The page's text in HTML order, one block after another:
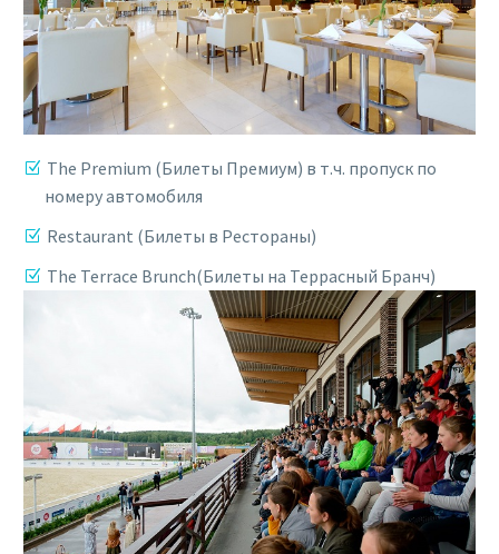
The Premium (Билеты Премиум) в т.ч. пропуск по
номеру автомобиля
Restaurant (Билеты в Рестораны)
The Terrace Brunch(Билеты на Террасный Бранч)